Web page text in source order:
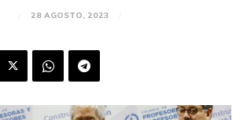
28 AGOSTO, 2023